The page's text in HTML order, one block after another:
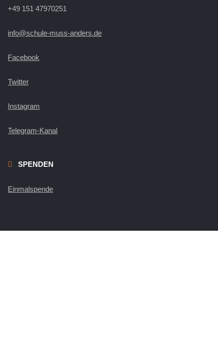
+49 151 47970251
info@schule-muss-anders.de
Facebook
Twitter
Instagram
Telegram-Kanal
SPENDEN
Einmalspende